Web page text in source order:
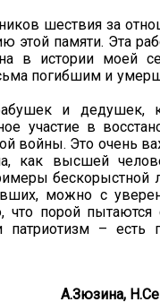
шествия за
этой памяти. Эта
в истории моей
погибшим и
и дедушек,
участие в
войны. Это очень
как высшей
бескорыстной
можно с
что порой пытаются
патриотизм – есть
А.Зюзина,